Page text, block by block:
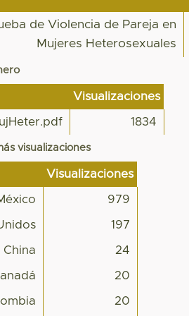
de Violencia de Pareja en
Mujeres Heterosexuales
Visualizaciones
1834
visualizaciones
Visualizaciones
979
197
China 24
20
20